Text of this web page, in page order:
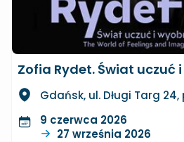
Zofia Rydet. Świat uczuć
Gdańsk, ul. Długi Targ
9 czerwca 2026
27 września 2026